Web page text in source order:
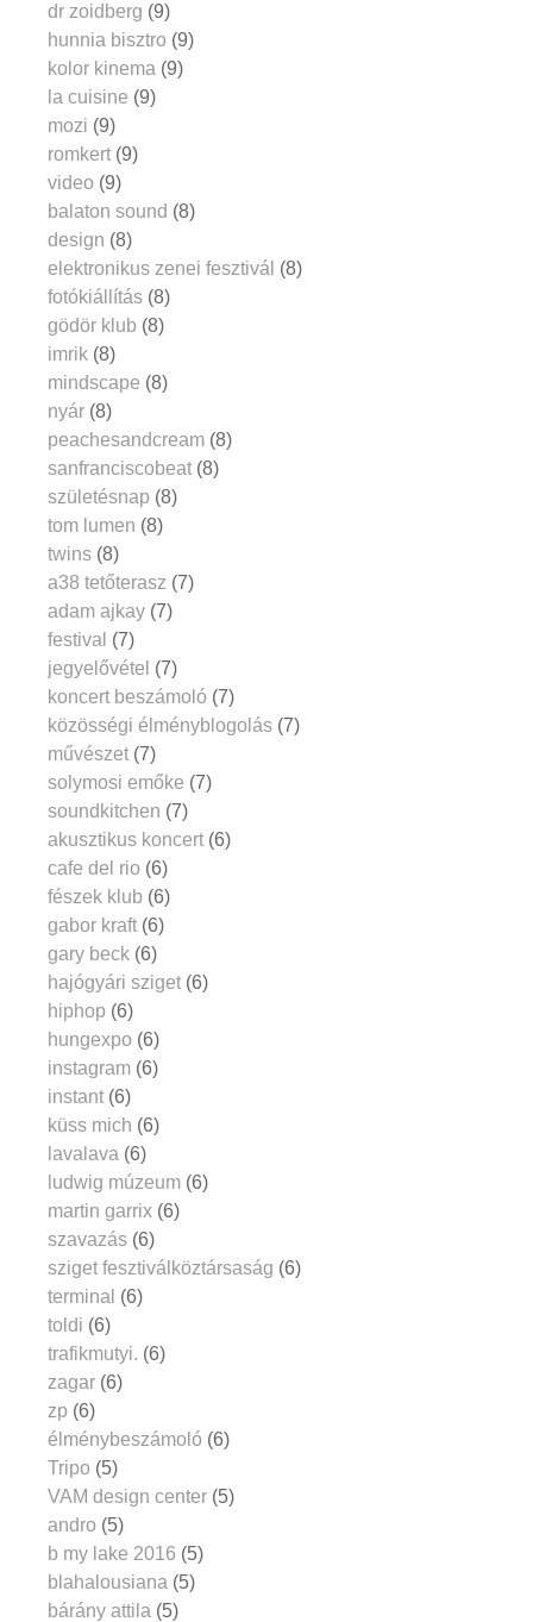
dr zoidberg (9)
hunnia bisztro (9)
kolor kinema (9)
la cuisine (9)
mozi (9)
romkert (9)
video (9)
balaton sound (8)
design (8)
elektronikus zenei fesztivál (8)
fotókiállítás (8)
gödör klub (8)
imrik (8)
mindscape (8)
nyár (8)
peachesandcream (8)
sanfranciscobeat (8)
születésnap (8)
tom lumen (8)
twins (8)
a38 tetőterasz (7)
adam ajkay (7)
festival (7)
jegyelővétel (7)
koncert beszámoló (7)
közösségi élményblogolás (7)
művészet (7)
solymosi emőke (7)
soundkitchen (7)
akusztikus koncert (6)
cafe del rio (6)
fészek klub (6)
gabor kraft (6)
gary beck (6)
hajógyári sziget (6)
hiphop (6)
hungexpo (6)
instagram (6)
instant (6)
küss mich (6)
lavalava (6)
ludwig múzeum (6)
martin garrix (6)
szavazás (6)
sziget fesztiválköztársaság (6)
terminal (6)
toldi (6)
trafikmutyi. (6)
zagar (6)
zp (6)
élménybeszámoló (6)
Tripo (5)
VAM design center (5)
andro (5)
b my lake 2016 (5)
blahalousiana (5)
bárány attila (5)